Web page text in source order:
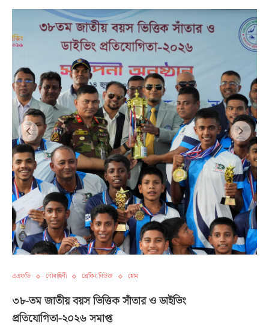
এএফডি নৌবাহিনী ব্রেকিং নিউজ হোম
৩৮-তম জাতীয় বয়স ভিত্তিক সাঁতার ও ডাইভিং
প্রতিযোগিতা-২০২৬ সমাপ্ত